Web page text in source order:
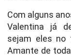
Com alguns
Valentina já
sejam eles no
Amante de